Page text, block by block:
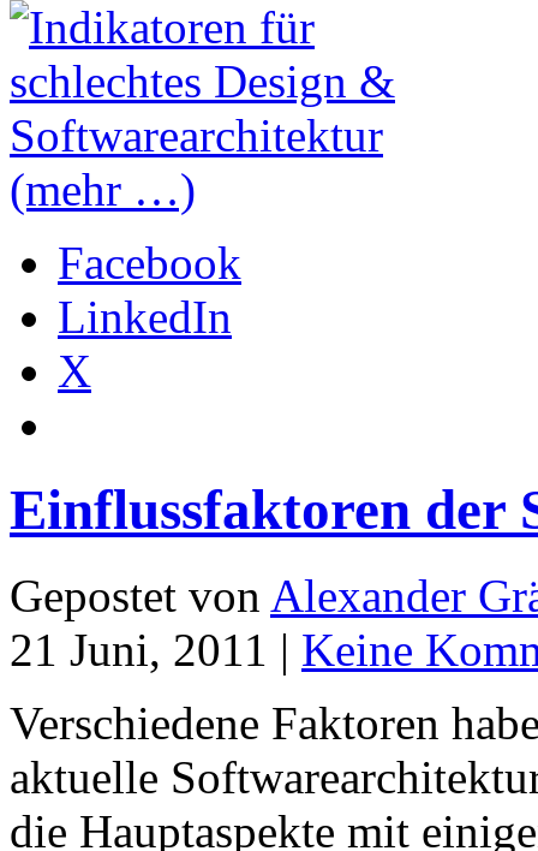
(mehr …)
Facebook
LinkedIn
X
Einflussfaktoren der
Gepostet von Alexander
21 Juni, 2011 | Keine
Verschiedene Faktoren
aktuelle
die Hauptaspekte mit